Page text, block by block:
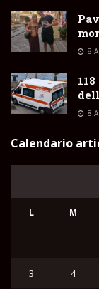
8
8
Calendario
L M
3 4